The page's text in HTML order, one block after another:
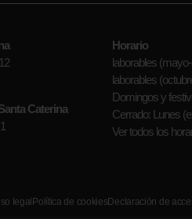
Caterina
Horario
laborables
laborables
Domingos y
Cerrado: Lunes
Ver todos los
legal Política de cookiesDeclaración de